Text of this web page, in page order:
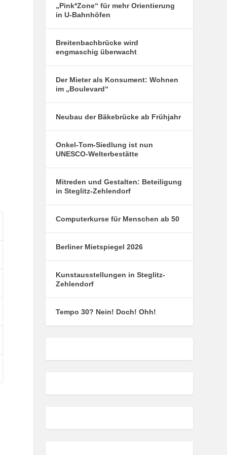
„Pink*Zone“ für mehr Orientierung
in U-Bahnhöfen
Breitenbachbrücke wird
engmaschig überwacht
Der Mieter als Konsument: Wohnen
im „Boulevard“
Neubau der Bäkebrücke ab Frühjahr
Onkel-Tom-Siedlung ist nun
UNESCO-Welterbestätte
Mitreden und Gestalten: Beteiligung
in Steglitz-Zehlendorf
Computerkurse für Menschen ab 50
Berliner Mietspiegel 2026
Kunstausstellungen in Steglitz-
Zehlendorf
Tempo 30? Nein! Doch! Ohh!